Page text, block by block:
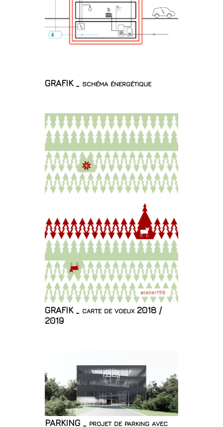
GRAFIK _ schéma énergétique
GRAFIK _ carte de voeux 2018 /
2019
PARKING _ projet de parking avec